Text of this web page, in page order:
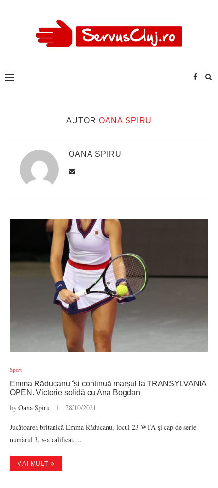
AUTOR OANA SPIRU
OANA SPIRU
Sport
Emma Răducanu își continuă marșul la TRANSYLVANIA
OPEN. Victorie solidă cu Ana Bogdan
by Oana Spiru 28/10/2021
Jucătoarea britanică Emma Răducanu, locul 23 WTA şi cap de serie
numărul 3, s-a calificat,…
MAI MULT